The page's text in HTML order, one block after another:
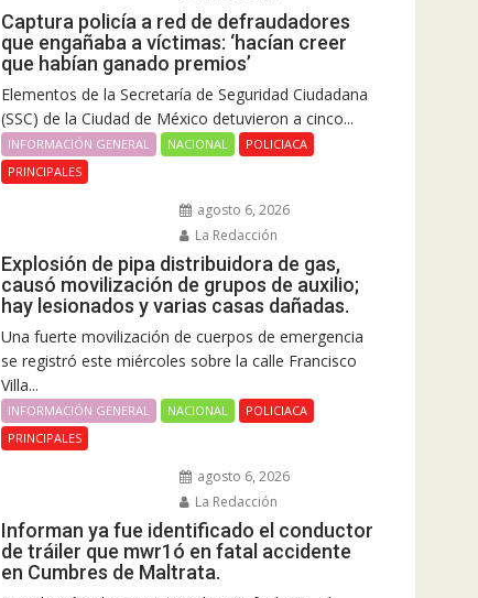
Captura policía a red de defraudadores
que engañaba a víctimas: ‘hacían creer
que habían ganado premios’
Elementos de la Secretaría de Seguridad Ciudadana
(SSC) de la Ciudad de México detuvieron a cinco...
INFORMACIÓN GENERAL NACIONAL
POLICIACA
PRINCIPALES
agosto 6, 2026
La Redacción
Explosión de pipa distribuidora de gas,
causó movilización de grupos de auxilio;
hay lesionados y varias casas dañadas.
Una fuerte movilización de cuerpos de emergencia
se registró este miércoles sobre la calle Francisco
Villa...
INFORMACIÓN GENERAL NACIONAL
POLICIACA
PRINCIPALES
agosto 6, 2026
La Redacción
Informan ya fue identificado el conductor
de tráiler que mwr1ó en fatal accidente
en Cumbres de Maltrata.